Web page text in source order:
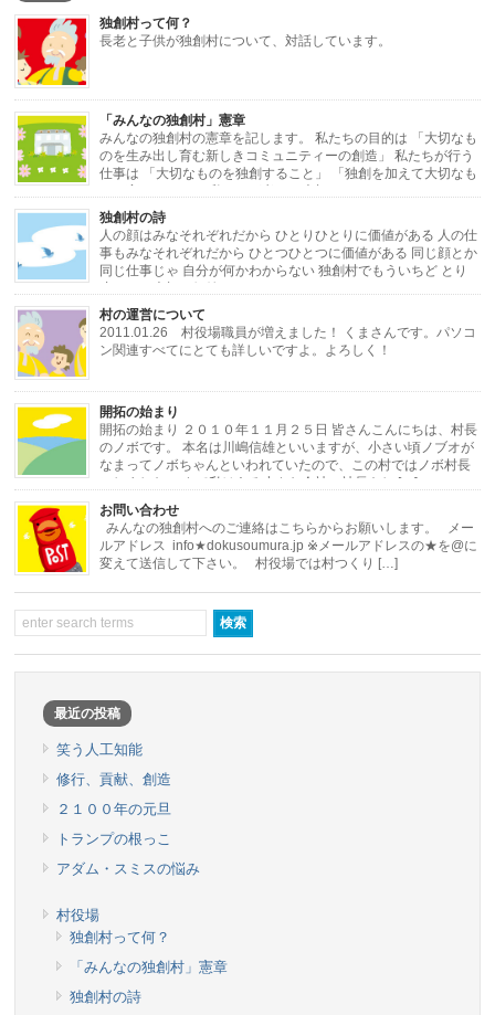
独創村って何？
長老と子供が独創村について、対話しています。
「みんなの独創村」憲章
みんなの独創村の憲章を記します。 私たちの目的は 「大切なも
のを生み出し育む新しきコミュニティーの創造」 私たちが行う
仕事は 「大切なものを独創すること」 「独創を加えて大切なも
のに変えること」 私たちが考える大切なもの […]
独創村の詩
人の顔はみなそれぞれだから ひとりひとりに価値がある 人の仕
事もみなそれぞれだから ひとつひとつに価値がある 同じ顔とか
同じ仕事じゃ 自分が何かわからない 独創村でもういちど とり
村の運営について
2011.01.26 村役場職員が増えました！ くまさんです。パソコ
ン関連すべてにとても詳しいですよ。よろしく！
開拓の始まり
開拓の始まり ２０１０年１１月２５日 皆さんこんにちは、村長
のノボです。 本名は川嶋信雄といいますが、小さい頃ノブオが
なまってノボちゃんといわれていたので、この村ではノボ村長
にしました。 さて私はある小さな会社の社長をし […]
お問い合わせ
みんなの独創村へのご連絡はこちらからお願いします。 メー
ルアドレス info★dokusoumura.jp ※メールアドレスの★を@に
変えて送信して下さい。 村役場では村つくり […]
最近の投稿
笑う人工知能
修行、貢献、創造
２１００年の元旦
トランプの根っこ
アダム・スミスの悩み
村役場
独創村って何？
「みんなの独創村」憲章
独創村の詩